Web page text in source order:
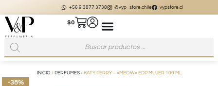
+56 9 3877 3738 @vyp_store.chile vypstore.cl
$0
INICIO / PERFUMES/ KATY PERRY – «MEOW» EDP MUJER 100 ML
-38%